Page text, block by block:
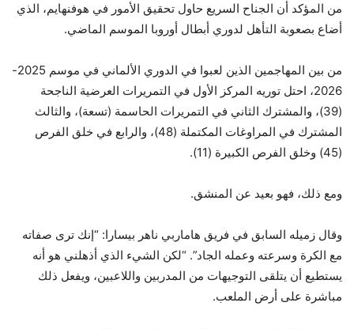
من المؤكد أن الجناح السريع حاول تحقيق الأمور في هوفنهايم، الذي
أضاع بصعوبة التأهل لدوري أبطال أوروبا الموسم الماضي.
من بين المهاجمين الذين لعبوا في الدوري الألماني في موسم 2025-
2026، احتل توريه المركز الأول في التمريرات العرضية الناجحة
(39)، والمشترك الثاني في التمريرات الحاسمة (تسعة)، والثالث
المشترك في المراوغات المكتملة (48)، والرابع في خلق الفرص
(45) وخلق الفرص الكبيرة (11).
ومع ذلك، فهو بعيد عن المنشق.
وقال زميله السابق في فريق هاماربي ناهر بيسارا: “إنك ترى صفاته
مع الكرة وسرعته وعمله الجاد”. “لكن الشيء الذي أذهلني هو أنه
يستطيع أن يتلقى التوجيهات من المدربين واللاعبين، ويفعل ذلك
مباشرة على أرض الملعب.